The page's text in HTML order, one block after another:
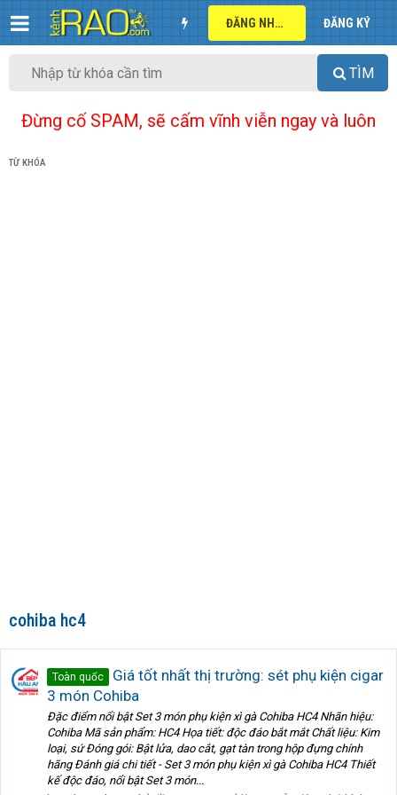
ĐĂNG NHẬP ĐĂNG KÝ
TÌM
Đừng cố SPAM, sẽ cấm vĩnh viễn ngay và luôn
TỪ KHÓA
cohiba hc4
Toàn quốc
Giá tốt nhất thị trường: sét phụ kiện cigar
3 món Cohiba
Đặc điểm nổi bật Set 3 món phụ kiện xì gà Cohiba HC4 Nhãn hiệu:
Cohiba Mã sản phẩm: HC4 Họa tiết: độc đáo bắt mắt Chất liệu: Kim
loại, sứ Đóng gói: Bật lửa, dao cắt, gạt tàn trong hộp đựng chính
hãng Đánh giá chi tiết - Set 3 món phụ kiện xì gà Cohiba HC4 Thiết
kế độc đáo, nổi bật Set 3 món...